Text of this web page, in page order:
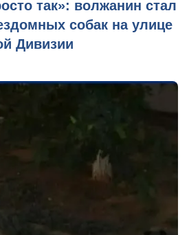
так»: волжанин стал
собак на улице
Дивизии